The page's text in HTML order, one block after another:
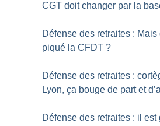
CGT doit changer par la
Défense des retraites :
piqué la CFDT ?
Défense des retraites :
Lyon, ça bouge de part et
Défense des retraites : il est